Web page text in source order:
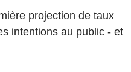
projection de taux
intentions au public - et